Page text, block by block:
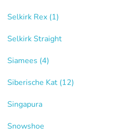
Selkirk Rex (1)
Selkirk Straight
Siamees (4)
Siberische Kat (12)
Singapura
Snowshoe